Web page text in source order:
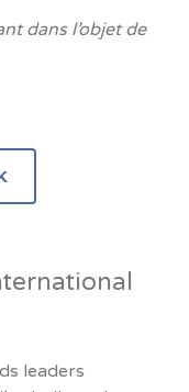
dans l’objet de
leaders